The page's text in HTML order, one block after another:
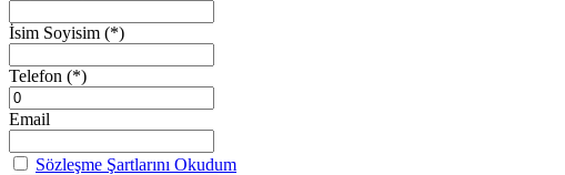
İsim Soyisim (*)
Telefon (*)
Email
Sözleşme Şartlarını Okudum